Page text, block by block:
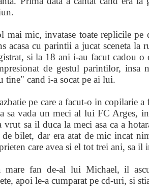
mai mic, invatase toate replicile pe
acasa cu parintii a jucat sceneta la
si la 18 ani i-au facut cadou o
de gestul parintilor, insa
tine" cand i-a socat pe ai lui.
pe care a facut-o in copilarie
sa vada un meci al lui FC Arges,
sa il duca la meci asa ca a
bilet, dar era atat de mic incat
care avea si el tot trei ani, sa il
mare fan de-al lui Michael, il
apoi le-a cumparat pe cd-uri, si